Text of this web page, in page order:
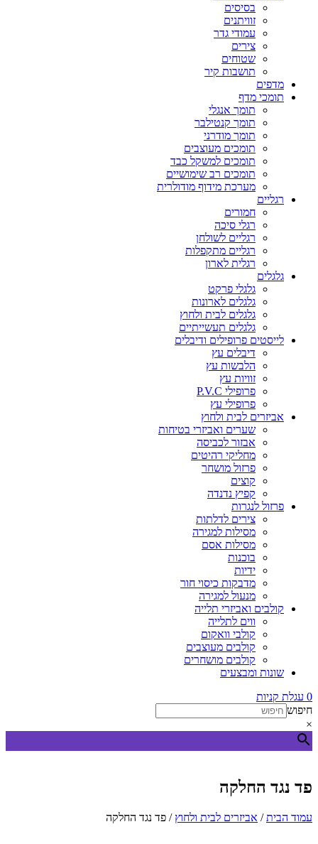
בסיסים
זוויתנים
עמודי גדר
צירים
שטוחים
תושבות קיר
מדפים
תומכי מדף
תומך אנגלי
תומך קנטילבר
תומך מודרני
תומכים מעוצבים
תומכים למשקל כבד
תומכים רב שימושיים
מערכת מידוף מודולרית
רגליים
חמורים
רגלי סיכה
רגליים לשולחן
רגליים מתקפלות
רגלית לארון
גלגלים
גלגלי פרקט
גלגלים לארונות
גלגלים לבית ולחוץ
גלגלים תעשייתיים
לייסטים פרופילים ודיבלים
דיבלים עץ
הלבשות עץ
זוויות עץ
פרופילי P.V.C
פרופילי עץ
אביזרים לבית ולחוץ
שערים ואביזרי בטיחות
אבזור לכביסה
מחליקי רהיטים
פרזול מושחר
קוצים
קפיץ נדנדה
פרזול לנגרות
צירים לדלתות
מסילות למגירה
מסילות אסם
בוכנות
ידיות
מדבקות כיסוי חור
מנעול למגירה
קולבים ואביזרי תלייה
ווים לתלייה
קולבי וואקום
קולבים מעוצבים
קולבים מושחרים
שונות ומבצעים
0 עגלת קניות
חיפוש
×
פד נגד החלקה
עמוד הבית/ אביזרים לבית ולחוץ / פד נגד החלקה